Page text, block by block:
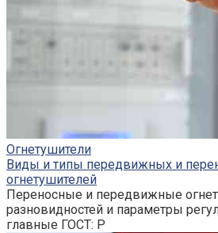
Огнетушители
Виды и типы передвижных и
огнетушителей
Переносные и передвижные
разновидностей и параметры
главные ГОСТ: Р